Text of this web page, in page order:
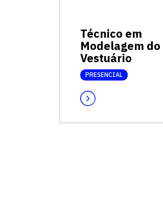
Técnico em
Modelagem do
Vestuário
PRESENCIAL